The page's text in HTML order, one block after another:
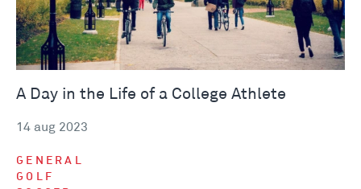
A Day in the Life of a College Athlete
14 aug 2023
GENERAL
GOLF